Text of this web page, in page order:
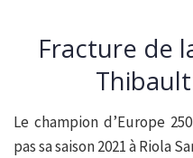
Fracture de
Le champion d’Europe
pas sa saison 2021 à Riola